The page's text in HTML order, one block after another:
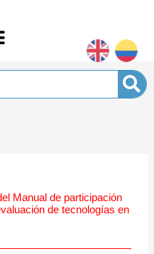
Manual de participación
de tecnologías en